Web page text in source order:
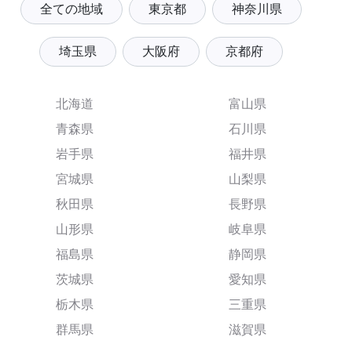
全ての地域 東京都 神奈川県
埼玉県 大阪府 京都府
北海道
青森県
岩手県
宮城県
秋田県
山形県
福島県
茨城県
栃木県
群馬県
富山県
石川県
福井県
山梨県
長野県
岐阜県
静岡県
愛知県
三重県
滋賀県